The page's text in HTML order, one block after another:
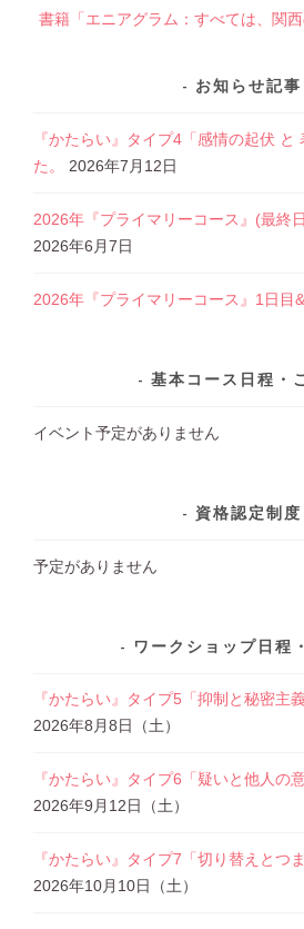
書籍「エニアグラム：すべては、関西
お知らせ記事
『かたらい』タイプ4「感情の起伏 と
た。
2026年7月12日
2026年『プライマリーコース』(最終
2026年6月7日
2026年『プライマリーコース』1日目
基本コース日程・
イベント予定がありません
資格認定制度
予定がありません
ワークショップ日程
『かたらい』タイプ5「抑制と秘密主義
2026年8月8日（土）
『かたらい』タイプ6「疑いと他人の意
2026年9月12日（土）
『かたらい』タイプ7「切り替えとつ
2026年10月10日（土）